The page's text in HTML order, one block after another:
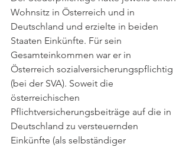
Wohnsitz in Österreich und in
Deutschland und erzielte in beiden
Staaten Einkünfte. Für sein
Gesamteinkommen war er in
Österreich sozialversicherungspflichtig
(bei der SVA). Soweit die
österreichischen
Pflichtversicherungsbeiträge auf die in
Deutschland zu versteuernden
Einkünfte (als selbständiger